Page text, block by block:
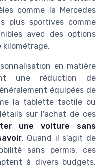
comme la Mercedes
plus sportives comme
avec des options
en matière
une réduction de
équipées de
la tablette tactile ou
sur l'achat de ces
une voiture sans
. Quand il s'agit de
sans permis, ces
à divers budgets,